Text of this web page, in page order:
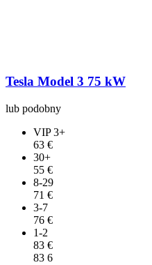
Tesla Model 3 75 kW
lub podobny
VIP 3+
63 €
30+
55 €
8-29
71 €
3-7
76 €
1-2
83 €
83 6